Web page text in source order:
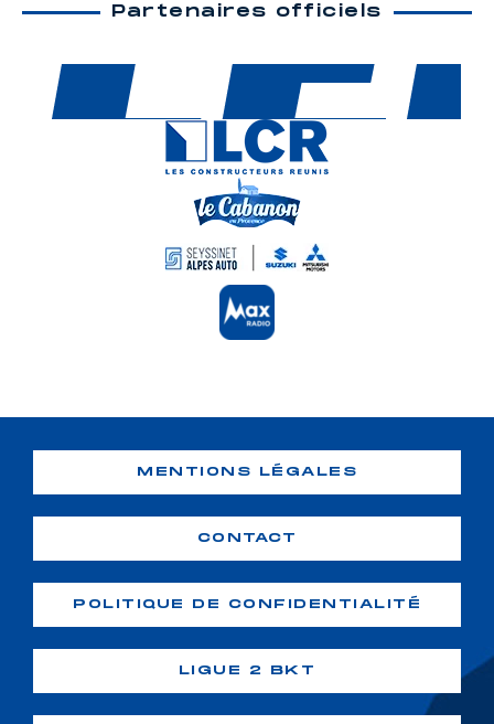
Partenaires officiels
MENTIONS LÉGALES
CONTACT
POLITIQUE DE CONFIDENTIALITÉ
LIGUE 2 BKT